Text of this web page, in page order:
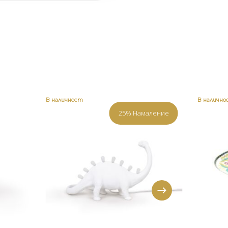
В наличност
25% Намаление
В